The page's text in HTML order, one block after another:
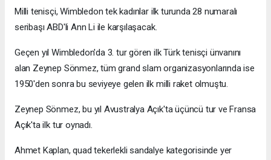
Milli tenisçi, Wimbledon tek kadınlar ilk turunda 28 numaralı
seribaşı ABD'li Ann Li ile karşılaşacak.
Geçen yıl Wimbledon'da 3. tur gören ilk Türk tenisçi ünvanını
alan Zeynep Sönmez, tüm grand slam organizasyonlarında ise
1950'den sonra bu seviyeye gelen ilk milli raket olmuştu.
Zeynep Sönmez, bu yıl Avustralya Açık'ta üçüncü tur ve Fransa
Açık'ta ilk tur oynadı.
Ahmet Kaplan, quad tekerlekli sandalye kategorisinde yer